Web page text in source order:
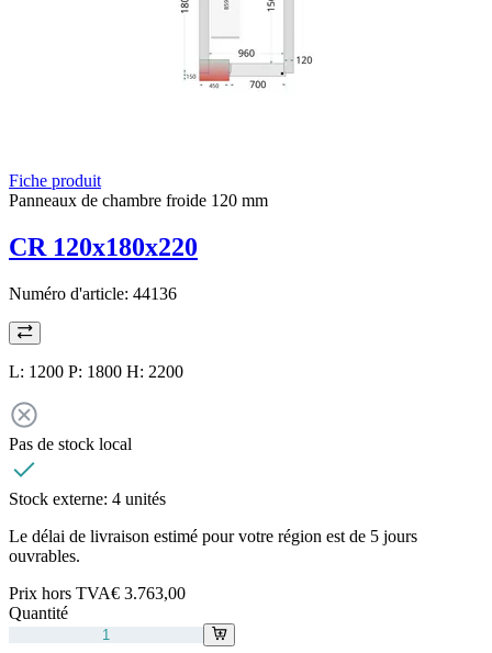
Fiche produit
Panneaux de chambre froide 120 mm
CR 120x180x220
Numéro d'article: 44136
L: 1200 P: 1800 H: 2200
Pas de stock local
Stock externe: 4 unités
Le délai de livraison estimé pour votre région est de 5 jours
ouvrables.
Prix hors TVA€ 3.763,00
Quantité